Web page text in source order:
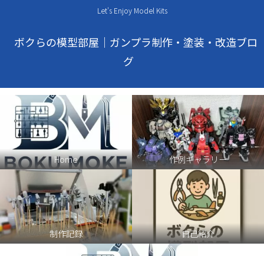
Let's Enjoy Model Kits
ボクらの模型部屋｜ガンプラ制作・塗装・改造ブロ
グ
Home 作例ギャラリー
制作記録 自己紹介